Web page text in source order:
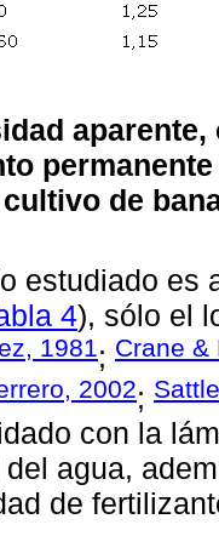
de
estudiado es
4), sólo el
1981; Crane &
2002;
con la
agua,
de